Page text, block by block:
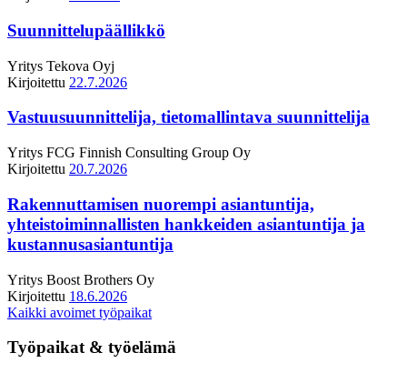
Suunnittelupäällikkö
Yritys Tekova Oyj
Kirjoitettu 22.7.2026
Vastuusuunnittelija, tietomallintava suunnittelija
Yritys FCG Finnish Consulting Group Oy
Kirjoitettu 20.7.2026
Rakennuttamisen nuorempi asiantuntija,
yhteistoiminnallisten hankkeiden asiantuntija ja
kustannusasiantuntija
Yritys Boost Brothers Oy
Kirjoitettu 18.6.2026
Kaikki avoimet työpaikat
Työpaikat & työelämä